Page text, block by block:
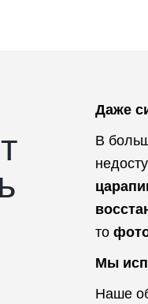
Даже
В
то
Мы
Наше